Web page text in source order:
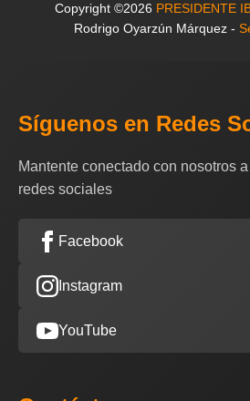
Copyright ©2026 PRESIDENTE
Rodrigo Oyarzún Márquez -
Síguenos en Redes
Mantente conectado con nosotros
redes sociales
Facebook
Instagram
YouTube